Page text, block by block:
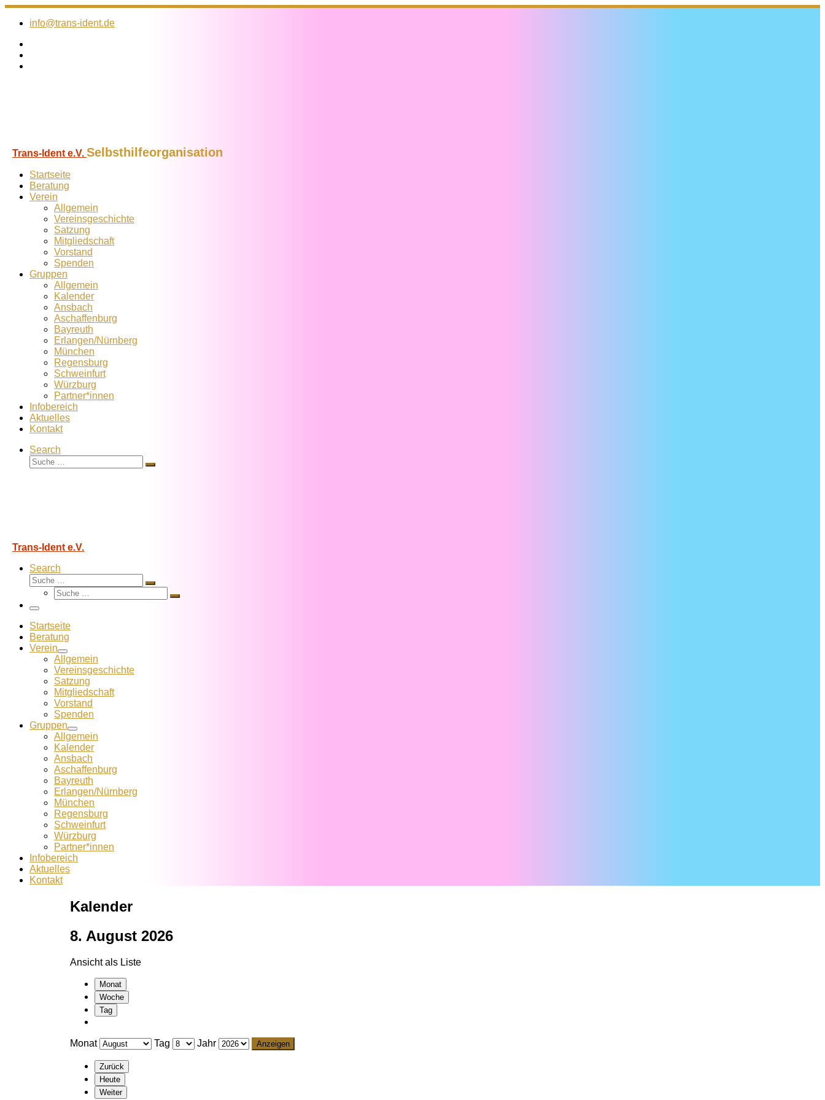
Zum
Inhalt
info@trans-ident.de
Trans-Ident e.V. Selbsthilfeorganisation
Startseite
Beratung
Verein
Allgemein
Vereins­geschichte
Satzung
Mitglied­schaft
Vorstand
Spenden
Gruppen
Allgemein
Kalender
Ansbach
Aschaffenburg
Bayreuth
Erlangen/Nürnberg
München
Regensburg
Schweinfurt
Würzburg
Partner*innen
Infobereich
Aktuelles
Kontakt
Search
Suche
Suche
Trans-Ident e.V.
Search
Suche
Suche
Suche
Suche
Menü
Startseite
Beratung
Verein
Allgemein
Vereins­geschichte
Satzung
Mitglied­schaft
Vorstand
Spenden
Gruppen
Allgemein
Kalender
Ansbach
Aschaffenburg
Bayreuth
Erlangen/Nürnberg
München
Regensburg
Schweinfurt
Würzburg
Partner*innen
Infobereich
Aktuelles
Kontakt
Kalender
8. August 2026
Ansicht als Liste
Monat
Woche
Tag
Monat Tag Jahr
Zurück
Heute
Weiter